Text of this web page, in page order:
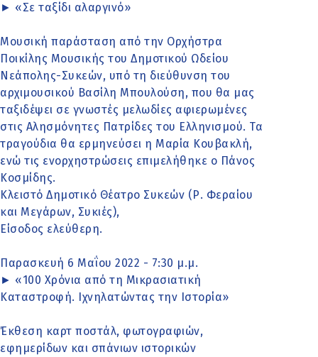
► «Σε ταξίδι αλαργινό»
Μουσική παράσταση από την Ορχήστρα
Ποικίλης Μουσικής του Δημοτικού Ωδείου
Νεάπολης-Συκεών, υπό τη διεύθυνση του
αρχιμουσικού Βασίλη Μπουλούση, που θα μας
ταξιδέψει σε γνωστές μελωδίες αφιερωμένες
στις Αλησμόνητες Πατρίδες του Ελληνισμού. Τα
τραγούδια θα ερμηνεύσει η Μαρία Κουβακλή,
ενώ τις ενορχηστρώσεις επιμελήθηκε ο Πάνος
Κοσμίδης.
Κλειστό Δημοτικό Θέατρο Συκεών (Ρ. Φεραίου
και Μεγάρων, Συκιές),
Είσοδος ελεύθερη.
Παρασκευή 6 Μαΐου 2022 - 7:30 μ.μ.
► «100 Χρόνια από τη Μικρασιατική
Καταστροφή. Ιχνηλατώντας την Ιστορία»
Έκθεση καρτ ποστάλ, φωτογραφιών,
εφημερίδων και σπάνιων ιστορικών